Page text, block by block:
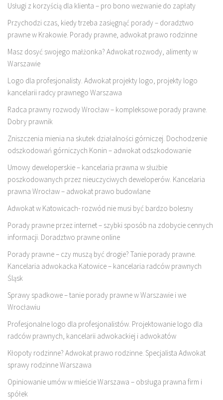
Usługi z korzyścią dla klienta – pro bono wezwanie do zapłaty
Przychodzi czas, kiedy trzeba zasięgnąć porady – doradztwo
prawne w Krakowie. Porady prawne, adwokat prawo rodzinne
Masz dosyć swojego małżonka? Adwokat rozwody, alimenty w
Warszawie
Logo dla profesjonalisty. Adwokat projekty logo, projekty logo
kancelarii radcy prawnego Warszawa
Radca prawny rozwody Wrocław – kompleksowe porady prawne.
Dobry prawnik
Zniszczenia mienia na skutek działalności górniczej. Dochodzenie
odszkodowań górniczych Konin – adwokat odszkodowanie
Umowy deweloperskie – kancelaria prawna w służbie
poszkodowanych przez nieuczyciwych deweloperów. Kancelaria
prawna Wrocław – adwokat prawo budowlane
Adwokat w Katowicach- rozwód nie musi być bardzo bolesny
Porady prawne przez internet – szybki sposób na zdobycie cennych
informacji. Doradztwo prawne online
Porady prawne – czy muszą być drogie? Tanie porady prawne.
Kancelaria adwokacka Katowice – kancelaria radców prawnych
Śląsk
Sprawy spadkowe – tanie porady prawne w Warszawie i we
Wrocławiu
Profesjonalne logo dla profesjonalistów. Projektowanie logo dla
radców prawnych, kancelarii adwokackiej i adwokatów
Kłopoty rodzinne? Adwokat prawo rodzinne. Specjalista Adwokat
sprawy rodzinne Warszawa
Opiniowanie umów w mieście Warszawa – obsługa prawna firm i
spółek